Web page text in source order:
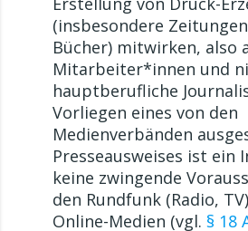
(insbesondere
Bücher) mitwirken, also
Mitarbeiter*innen und
hauptberufliche
Vorliegen eines von den
Medienverbänden
Presseausweises ist ein
keine zwingende
den Rundfunk (Radio,
Online-Medien (vgl. § 18